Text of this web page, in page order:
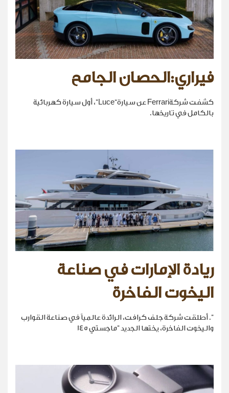
فيراري:الحصان الجامح
كشفت شركةFerrari عن سيارة“Luce”، أول سيارة كهربائية
بالكامل في تاريخها.
ريادة الإمارات في صناعة
اليخوت الفاخرة
". أطلقت شركة جلف كرافت، الرائدة عالمياً في صناعة القوارب
واليخوت الفاخرة، يختها الجديد "ماجستي 145